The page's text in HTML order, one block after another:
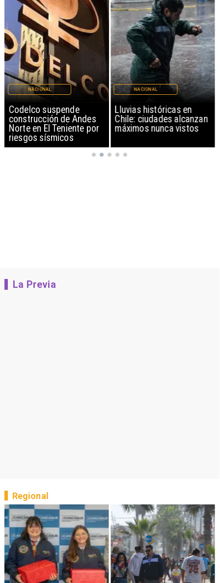
Codelco suspende
construcción de Andes
Norte en El Teniente por
riesgos sísmicos
NACIONAL
Lluvias históricas en
Chile: ciudades alcanzan
máximos nunca vistos
NACIONAL
La Previa
Regional